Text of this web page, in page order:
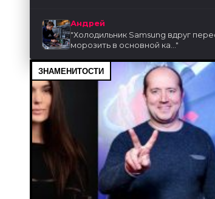
Андрей
"Холодильник Samsung вдруг
морозить в основной ка..."
ЗНАМЕНИТОСТИ